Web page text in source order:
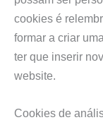
cookies é
formar a criar
ter que inserir
website.
Cookies de